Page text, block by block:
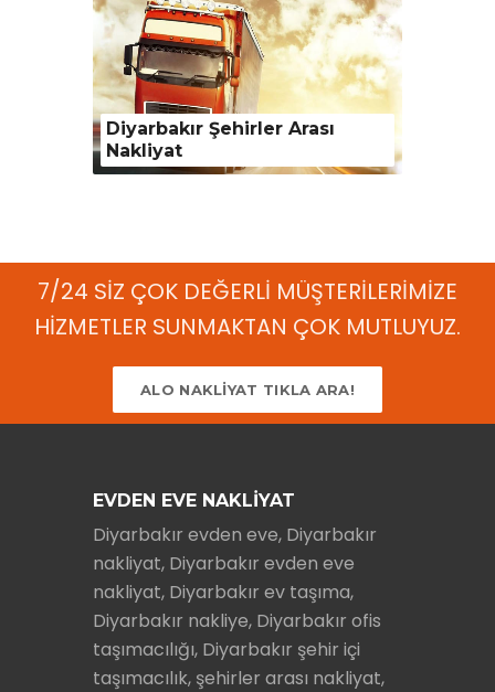
Diyarbakır Şehirler Arası
Nakliyat
7/24 SİZ ÇOK DEĞERLİ MÜŞTERİLERİMİZE
HİZMETLER SUNMAKTAN ÇOK MUTLUYUZ.
ALO NAKLİYAT TIKLA ARA!
EVDEN EVE NAKLİYAT
Diyarbakır evden eve, Diyarbakır
nakliyat, Diyarbakır evden eve
nakliyat, Diyarbakır ev taşıma,
Diyarbakır nakliye, Diyarbakır ofis
taşımacılığı, Diyarbakır şehir içi
taşımacılık, şehirler arası nakliyat,